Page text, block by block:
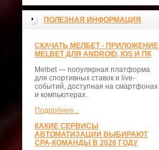
ПОЛЕЗНАЯ ИНФОРМАЦИЯ
СКАЧАТЬ МЕЛБЕТ - ПРИЛОЖЕНИЕ
MELBET ДЛЯ ANDROID, IOS И ПК
Melbet — популярная платформа
для спортивных ставок и live-
событий, доступная на смартфонах
и компьютерах.
Подробнее...
КАКИЕ СЕРВИСЫ
АВТОМАТИЗАЦИИ ВЫБИРАЮТ
CPA-КОМАНДЫ В 2026 ГОДУ